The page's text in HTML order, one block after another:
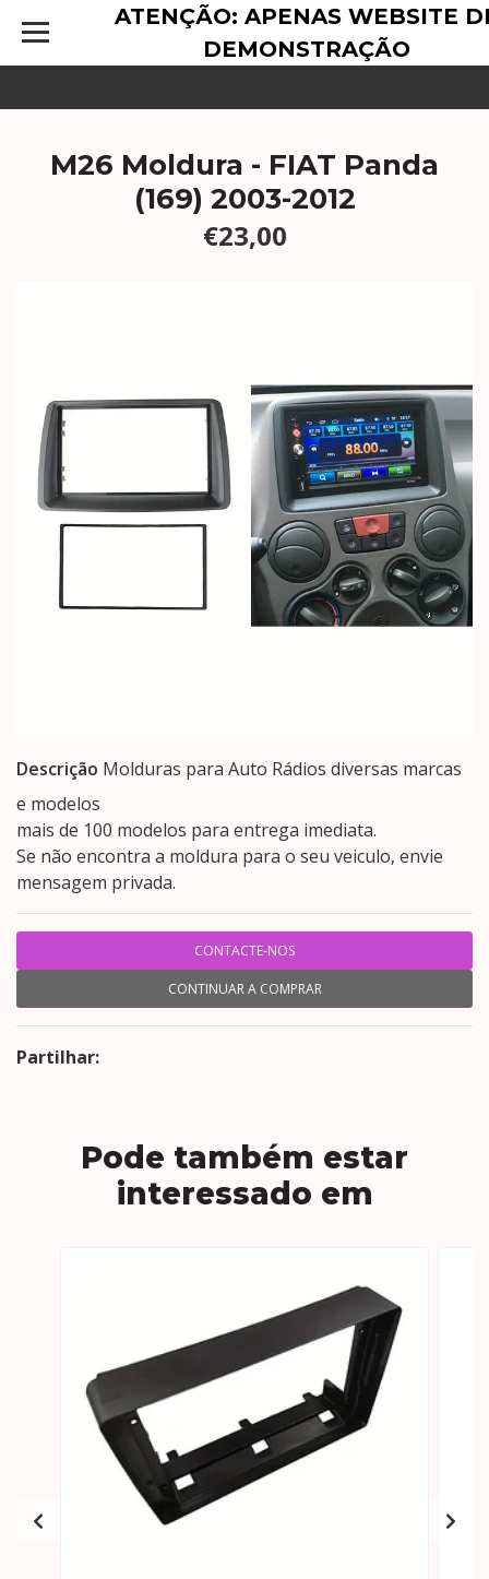
ATENÇÃO: APENAS WEBSITE
DEMONSTRAÇÃO
M26 Moldura - FIAT Panda
(169) 2003-2012
€23,00
Descrição Molduras para Auto Rádios diversas marcas
e modelos
mais de 100 modelos para entrega imediata.
Se não encontra a moldura para o seu veiculo, envie
mensagem privada.
CONTACTE-NOS
CONTINUAR A COMPRAR
Partilhar:
Pode também estar
interessado em